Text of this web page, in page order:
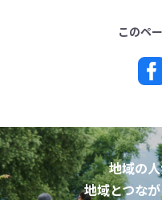
このペ
地域の
地域とつな